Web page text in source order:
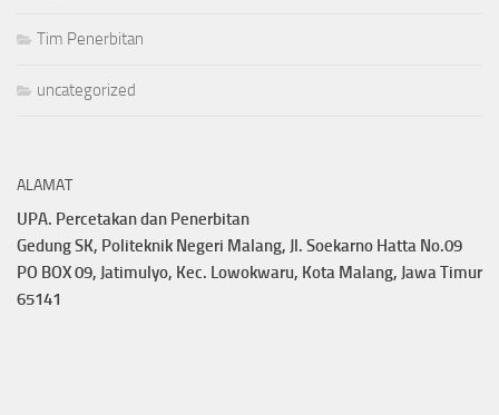
Tim Penerbitan
uncategorized
ALAMAT
UPA. Percetakan dan Penerbitan
Gedung SK, Politeknik Negeri Malang, Jl. Soekarno Hatta No.09
PO BOX 09, Jatimulyo, Kec. Lowokwaru, Kota Malang, Jawa Timur
65141